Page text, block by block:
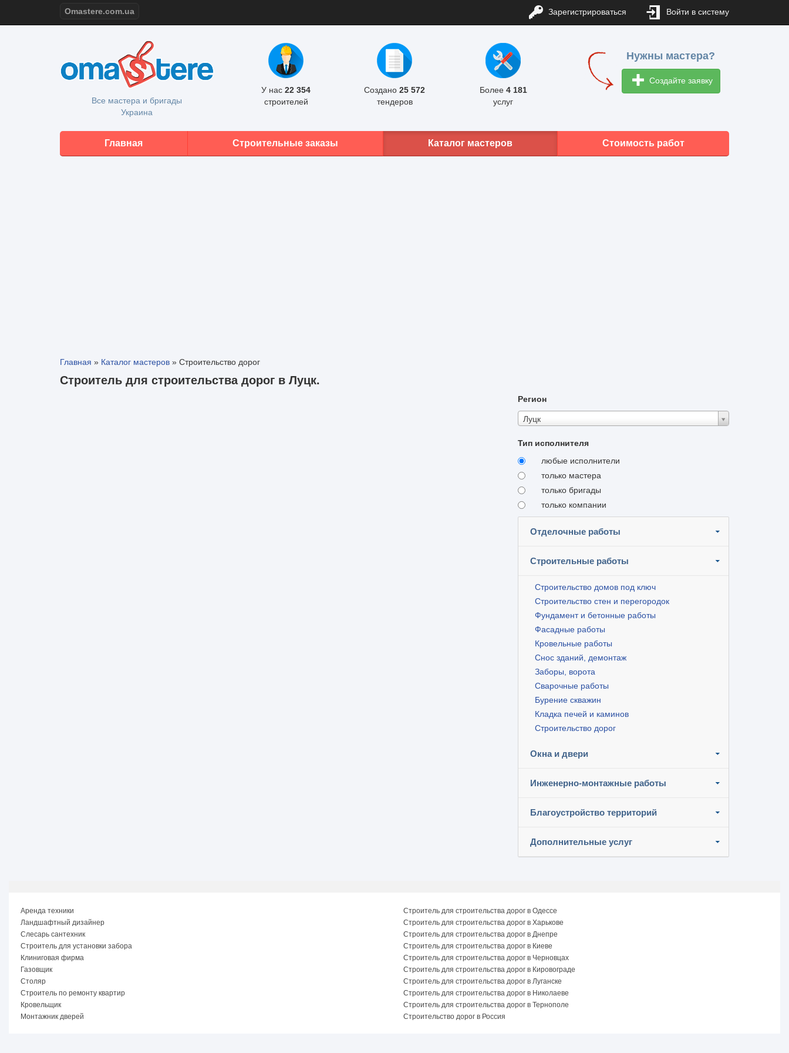
Omastere.com.ua Зарегистрироваться Войти в систему
Все мастера и бригады
Украина
У нас 22 354
строителей
Создано 25 572
тендеров
Более 4 181
услуг
Нужны мастера?
Создайте заявку
Главная Строительные заказы Каталог мастеров Стоимость работ
Главная » Каталог мастеров » Строительство дорог
Строитель для строительства дорог в Луцк.
Регион
Луцк
Тип исполнителя
любые исполнители
только мастера
только бригады
только компании
Отделочные работы
Строительные работы
Строительство домов под ключ
Строительство стен и перегородок
Фундамент и бетонные работы
Фасадные работы
Кровельные работы
Снос зданий, демонтаж
Заборы, ворота
Сварочные работы
Бурение скважин
Кладка печей и каминов
Строительство дорог
Окна и двери
Инженерно-монтажные работы
Благоустройство территорий
Дополнительные услуг
Аренда техники
Ландшафтный дизайнер
Слесарь сантехник
Строитель для установки забора
Клиниговая фирма
Газовщик
Столяр
Строитель по ремонту квартир
Кровельщик
Монтажник дверей
Строитель для строительства дорог в Одессе
Строитель для строительства дорог в Харькове
Строитель для строительства дорог в Днепре
Строитель для строительства дорог в Киеве
Строитель для строительства дорог в Черновцах
Строитель для строительства дорог в Кировограде
Строитель для строительства дорог в Луганске
Строитель для строительства дорог в Николаеве
Строитель для строительства дорог в Тернополе
Строительство дорог в Россия